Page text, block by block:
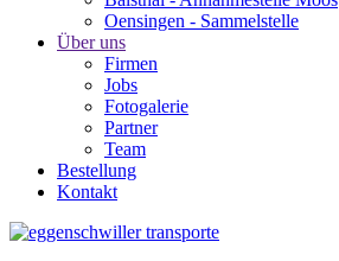
Oensingen - Sammelstelle
Über uns
Firmen
Jobs
Fotogalerie
Partner
Team
Bestellung
Kontakt